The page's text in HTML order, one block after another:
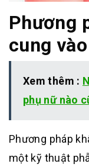
Phương
cung
Xem thêm :
phụ nữ nào
Phương pháp
một kỹ thuật